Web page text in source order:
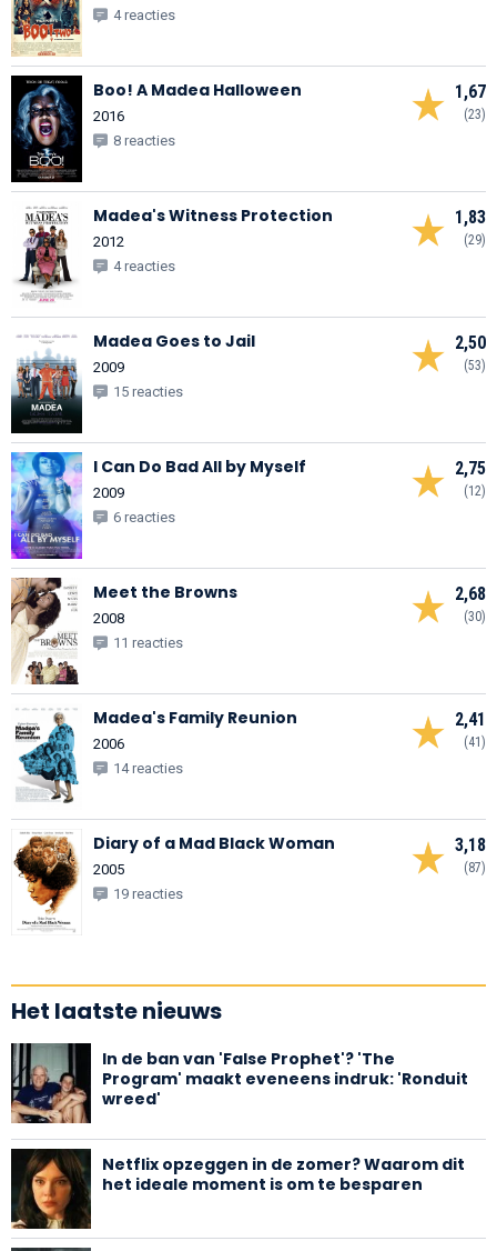
4 reacties
1,67
(23)
Boo! A Madea Halloween
2016
8 reacties
1,83
(29)
Madea's Witness Protection
2012
4 reacties
2,50
(53)
Madea Goes to Jail
2009
15 reacties
2,75
(12)
I Can Do Bad All by Myself
2009
6 reacties
2,68
(30)
Meet the Browns
2008
11 reacties
2,41
(41)
Madea's Family Reunion
2006
14 reacties
3,18
(87)
Diary of a Mad Black Woman
2005
19 reacties
Het laatste nieuws
In de ban van 'False Prophet'? 'The
Program' maakt eveneens indruk: 'Ronduit
wreed'
Netflix opzeggen in de zomer? Waarom dit
het ideale moment is om te besparen